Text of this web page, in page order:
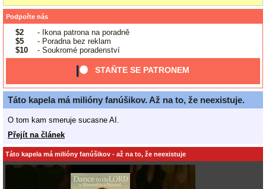
Podpořte nás
$2
- Ikona patrona na poradně
$5
- Poradna bez reklam
$10
- Soukromé poradenství
STAŇTE SE PATRONEM
Táto kapela má milióny fanúšikov. Až na to, že neexistuje.
O tom kam smeruje sucasne AI.
Přejít na článek
Táto kapela má milióny fanúšikov - až na to, že neexistuje